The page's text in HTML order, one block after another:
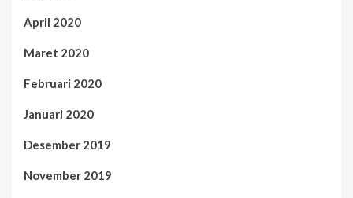
April 2020
Maret 2020
Februari 2020
Januari 2020
Desember 2019
November 2019